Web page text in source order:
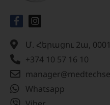
Մ. Հերացու 2ա,
+374 10 57 16 10
Whatsapp